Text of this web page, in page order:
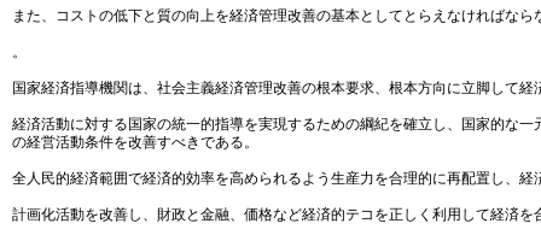
また、コストの低下と質の向上を経済管理改善の基本としてとらえなければなら
。
国家経済指導機関は、社会主義経済管理改善の根本要求、根本方向に立脚して
経済活動に対する国家の統一的指導を実現するための綱紀を確立し、国家的な
の経営活動条件を改善すべきである。
全人民的経済範囲で経済的効率を高められるよう生産力を合理的に再配置し、
計画化活動を改善し、財政と金融、価格など経済的テコを正しく利用して経済